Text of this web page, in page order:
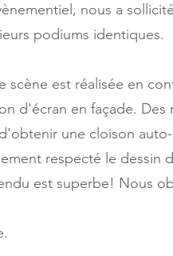
nous a
podiums identiques.
est réalisée en
d'écran en façade. Des
une cloison
respecté le dessin
est superbe! Nous